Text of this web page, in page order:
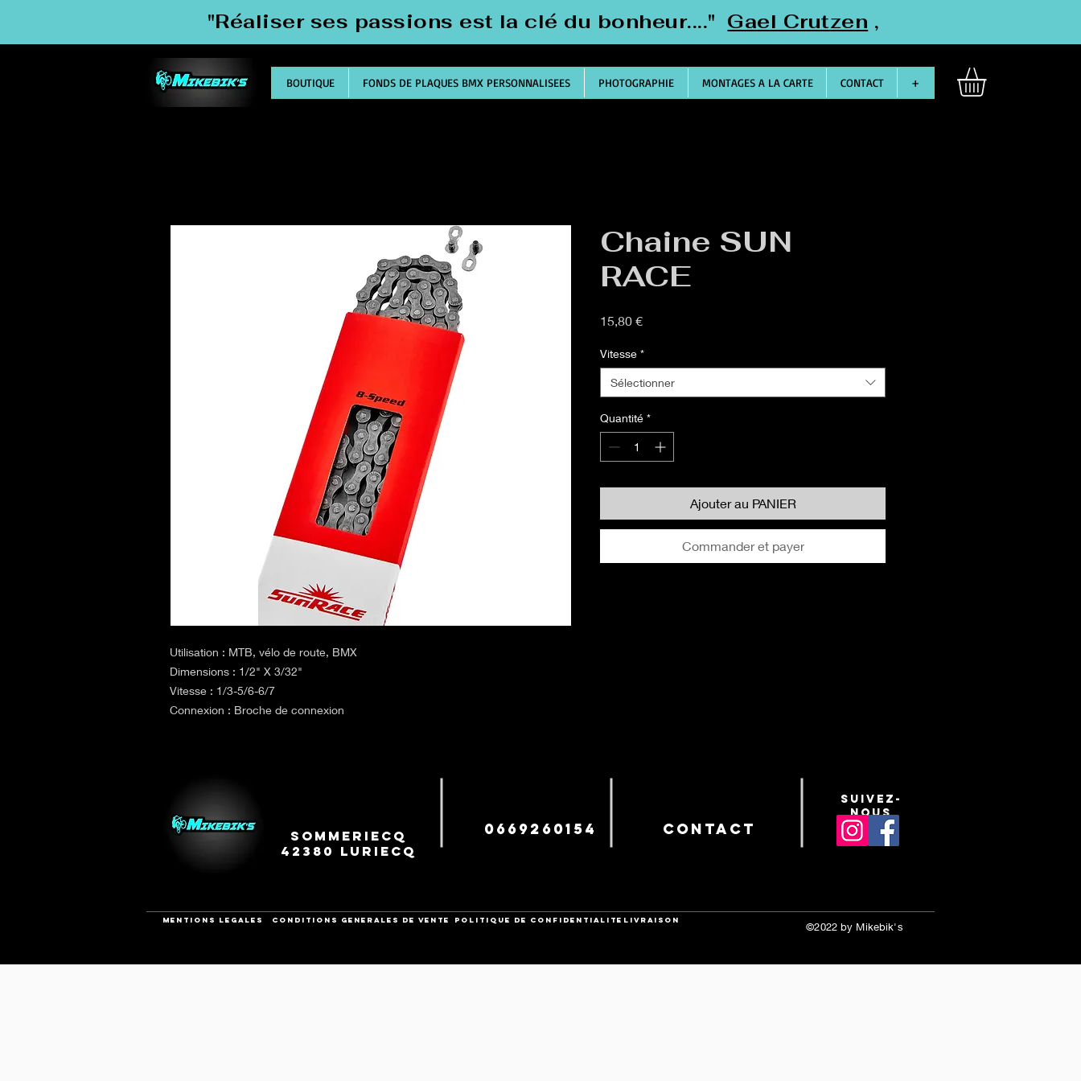
"Réaliser ses passions est la clé du bonheur...." Gael Crutzen ,
BOUTIQUE FONDS DE PLAQUES BMX PERSONNALISEES PHOTOGRAPHIE MONTAGES A LA CARTE CONTACT +
Utilisation : MTB, vélo de route, BMX
Dimensions : 1/2" X 3/32"
Vitesse : 1/3-5/6-6/7
Connexion : Broche de connexion
Chaine SUN
RACE
15,80 €Prix
Vitesse *
Sélectionner
Quantité *
Ajouter au PANIER
Commander et payer
contact
suivez-
nous
Sommeriecq
42380 Luriecq
0669260154
Mentions legales CONDITIONS GENERALES DE VENTE Livraison
POLITIQUE DE CONFIDENTIALITE
©2022 by Mikebik's